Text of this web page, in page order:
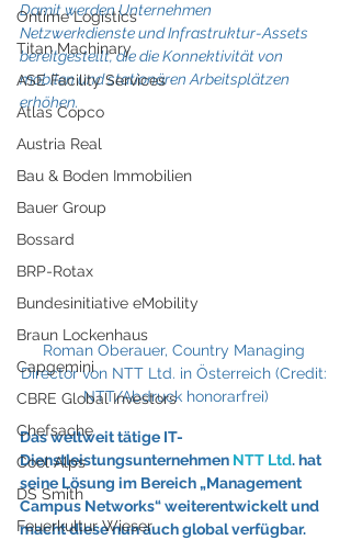
Ontime Logistics
Titan Machinary
ASE Facility Services
Atlas Copco
Austria Real
Bau & Boden Immobilien
Bauer Group
Bossard
BRP-Rotax
Bundesinitiative eMobility
Braun Lockenhaus
Capgemini
CBRE Global Investors
Chefsache
Cool Alps
DS Smith
Feuerkultur Wieser
Damit werden Unternehmen
Netzwerkdienste und Infrastruktur-Assets
bereitgestellt, die die Konnektivität von
mobilen und stationären Arbeitsplätzen
erhöhen.
Roman Oberauer, Country Managing
Director von NTT Ltd. in Österreich (Credit:
NTT/Abdruck honorarfrei)
Das weltweit tätige IT-
Dienstleistungsunternehmen NTT Ltd. hat
seine Lösung im Bereich „Management
Campus Networks“ weiterentwickelt und
macht diese nun auch global verfügbar.